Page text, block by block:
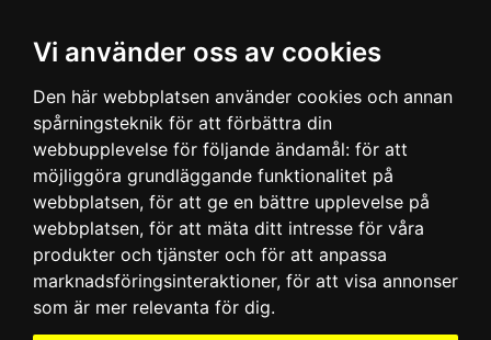
Vi använder oss av cookies
Den här webbplatsen använder cookies och annan
spårningsteknik för att förbättra din
webbupplevelse för följande ändamål: för att
möjliggöra grundläggande funktionalitet på
webbplatsen, för att ge en bättre upplevelse på
webbplatsen, för att mäta ditt intresse för våra
produkter och tjänster och för att anpassa
marknadsföringsinteraktioner, för att visa annonser
som är mer relevanta för dig.